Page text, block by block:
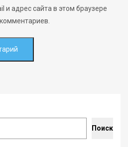
и адрес сайта в этом браузере
Поиск